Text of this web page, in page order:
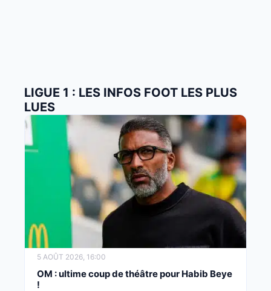
LIGUE 1 : LES INFOS FOOT LES PLUS
LUES
5 AOÛT 2026, 16:00
OM : ultime coup de théâtre pour Habib Beye
!